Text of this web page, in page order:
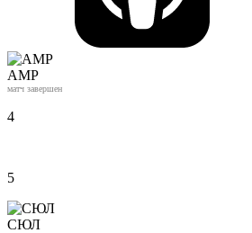
АМР
матч завершен
4
5
СЮЛ